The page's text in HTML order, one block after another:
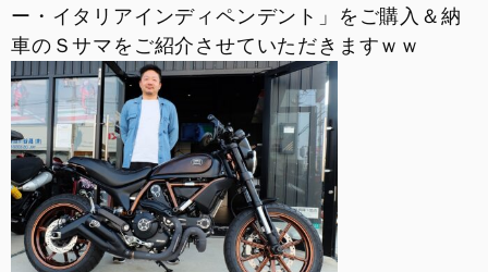
お支払いシミュレーション
コンフィギュレーター
お問い合わせ
ー・イタリアインディペンデント」をご購入＆納
車のＳサマをご紹介させていただきますｗｗ